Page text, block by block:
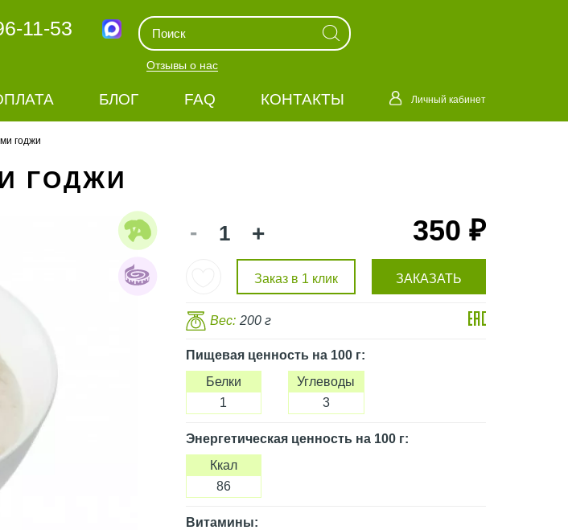
11-53
Отзывы о нас
БЛОГ FAQ КОНТАКТЫ Личный кабинет
годжи
ГОДЖИ
- + 350 ₽
Заказ в 1 клик ЗАКАЗАТЬ
Вес: 200 г
Пищевая ценностьна 100 г:
Белки
1
Углеводы
3
Энергетическая ценностьна 100 г:
Ккал
86
Витамины: